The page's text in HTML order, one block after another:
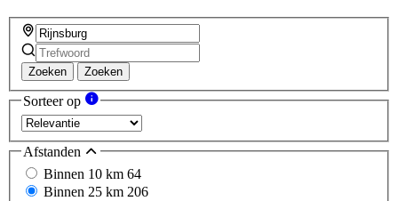
Zoeken Zoeken
Sorteer op
Afstanden
Binnen 10 km 64
Binnen 25 km 206